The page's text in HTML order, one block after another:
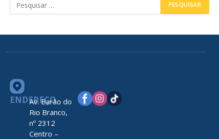
ENDEREÇO
Av. Barão do
Rio Branco,
nº 2312
Centro –